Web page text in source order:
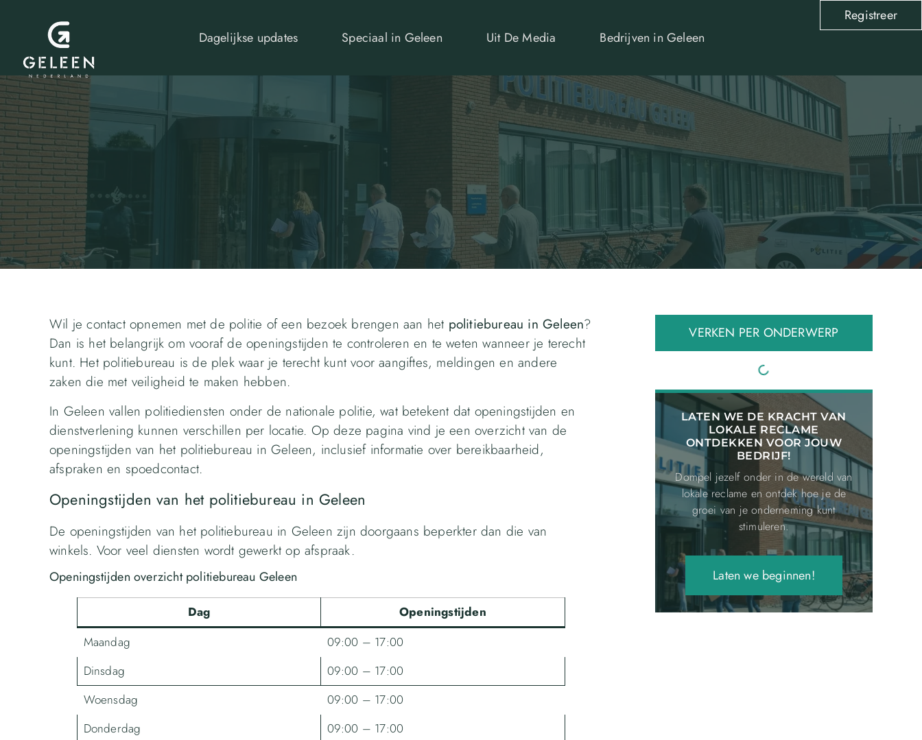
Dagelijkse updates Speciaal in Geleen Uit De Media Bedrijven in Geleen
Registreer
Wil je contact opnemen met de politie of een bezoek brengen aan het politiebureau in Geleen?
Dan is het belangrijk om vooraf de openingstijden te controleren en te weten wanneer je terecht
kunt. Het politiebureau is de plek waar je terecht kunt voor aangiftes, meldingen en andere
zaken die met veiligheid te maken hebben.
In Geleen vallen politiediensten onder de nationale politie, wat betekent dat openingstijden en
dienstverlening kunnen verschillen per locatie. Op deze pagina vind je een overzicht van de
openingstijden van het politiebureau in Geleen, inclusief informatie over bereikbaarheid,
afspraken en spoedcontact.
Openingstijden van het politiebureau in Geleen
De openingstijden van het politiebureau in Geleen zijn doorgaans beperkter dan die van
winkels. Voor veel diensten wordt gewerkt op afspraak.
Openingstijden overzicht politiebureau Geleen
Dag
Openingstijden
Maandag
09:00 – 17:00
Dinsdag
09:00 – 17:00
Woensdag
09:00 – 17:00
Donderdag
09:00 – 17:00
VERKEN PER ONDERWERP
LATEN WE DE KRACHT VAN
LOKALE RECLAME
ONTDEKKEN VOOR JOUW
BEDRIJF!
Dompel jezelf onder in de wereld van
lokale reclame en ontdek hoe je de
groei van je onderneming kunt
stimuleren.
Laten we beginnen!